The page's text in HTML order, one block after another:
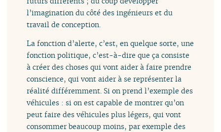
l’imagination du côté des ingénieurs et du
travail de conception.
La fonction d’alerte, c’est, en quelque sorte, une
fonction politique, c’est-à-dire que ça consiste
à créer des choses qui vont aider à faire prendre
conscience, qui vont aider à se représenter la
réalité différemment. Si on prend l’exemple des
véhicules : si on est capable de montrer qu’on
peut faire des véhicules plus légers, qui vont
consommer beaucoup moins, par exemple des